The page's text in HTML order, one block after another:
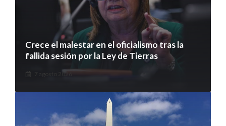
Crece el malestar en el oficialismo tras la
fallida sesión por la Ley de Tierras
7 agosto 2026